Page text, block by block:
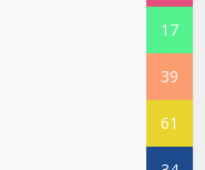
17
39
61